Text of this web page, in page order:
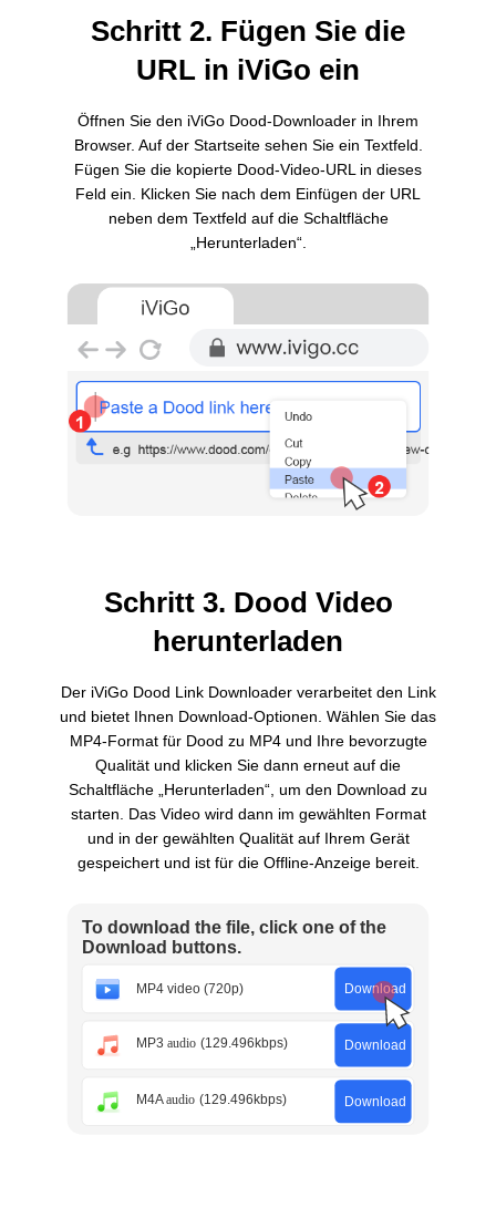
Schritt 2. Fügen Sie die
URL in iViGo ein
Öffnen Sie den iViGo Dood-Downloader in Ihrem
Browser. Auf der Startseite sehen Sie ein Textfeld.
Fügen Sie die kopierte Dood-Video-URL in dieses
Feld ein. Klicken Sie nach dem Einfügen der URL
neben dem Textfeld auf die Schaltfläche
„Herunterladen“.
Schritt 3. Dood Video
herunterladen
Der iViGo Dood Link Downloader verarbeitet den Link
und bietet Ihnen Download-Optionen. Wählen Sie das
MP4-Format für Dood zu MP4 und Ihre bevorzugte
Qualität und klicken Sie dann erneut auf die
Schaltfläche „Herunterladen“, um den Download zu
starten. Das Video wird dann im gewählten Format
und in der gewählten Qualität auf Ihrem Gerät
gespeichert und ist für die Offline-Anzeige bereit.